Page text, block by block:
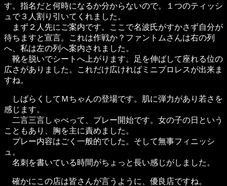
す。指名だと何時になるか分からないので。１つのティッシ
ュで３人割り引いてくれました。
まず２人先にご案内です。ここで名波氏がすかさず自分が
待ちますと宣言。これは作戦か？ファントムさんは右の列
へ、私は左の列へ案内されました。
靴を脱いでシートへ上がります。足を伸ばして座れる位の
広さがありました。これだけ広ければミニプロレスが出来ま
すね。
しばらくしてＭちゃんの登場です。肌に弾力があり若さを
感じます。
二言三言しゃべって、プレー開始です。女の子の日という
こともあり、胸を主に責めました。
プレー内容はごく一般的でした。そして無事フィニッシ
ュ。
名刺を書いている時間がちょっと長い感じがしました。
確かにこの店は皆さんが言うように、優良店ですね。